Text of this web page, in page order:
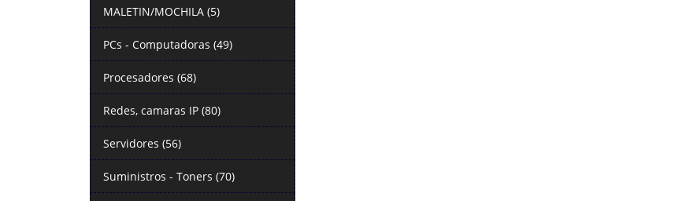
MALETIN/MOCHILA (5)
PCs - Computadoras (49)
Procesadores (68)
Redes, camaras IP (80)
Servidores (56)
Suministros - Toners (70)